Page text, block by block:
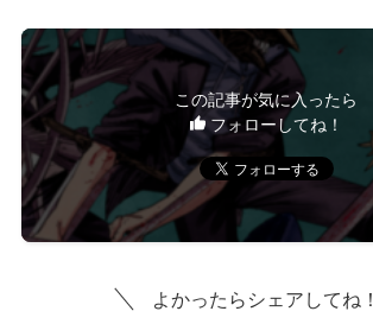
この記事が気に入ったら
フォローしてね！
よかったらシェアしてね！